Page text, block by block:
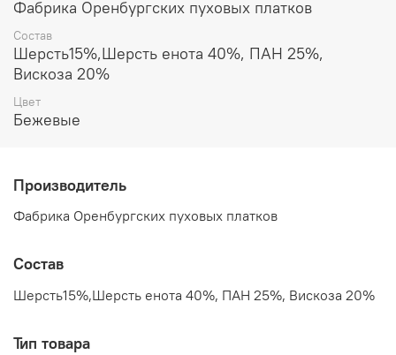
Фабрика Оренбургских пуховых платков
Состав
Шерсть15%,Шерсть енота 40%, ПАН 25%,
Вискоза 20%
Цвет
Бежевые
Производитель
Фабрика Оренбургских пуховых платков
Состав
Шерсть15%,Шерсть енота 40%, ПАН 25%, Вискоза 20%
Тип товара